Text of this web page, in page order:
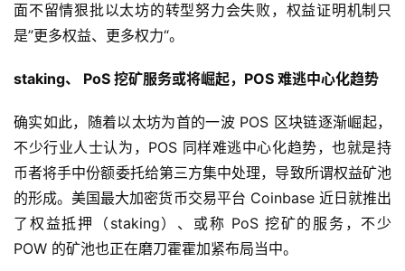
面不留情狠批以太坊的转型努力会失败，权益证明机制只
是”更多权益、更多权力“。
staking、 PoS 挖矿服务或将崛起，POS 难逃中心化趋势
确实如此，随着以太坊为首的一波 POS 区块链逐渐崛起，
不少行业人士认为，POS 同样难逃中心化趋势，也就是持
币者将手中份额委托给第三方集中处理，导致所谓权益矿池
的形成。美国最大加密货币交易平台 Coinbase 近日就推出
了权益抵押（staking）、或称 PoS 挖矿的服务，不少
POW 的矿池也正在磨刀霍霍加紧布局当中。